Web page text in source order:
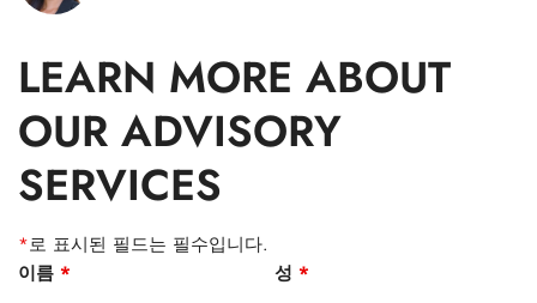
LEARN MORE ABOUT
OUR ADVISORY
SERVICES
*로 표시된 필드는 필수입니다.
이름 * 성 *